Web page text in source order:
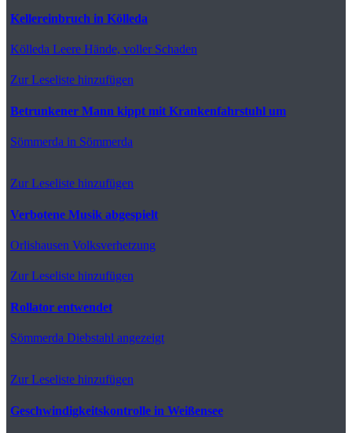
Kellereinbruch in Kölleda
Kölleda Leere Hände, voller Schaden
Zur Leseliste hinzufügen
Betrunkener Mann kippt mit Krankenfahrstuhl um
Sömmerda in Sömmerda
Zur Leseliste hinzufügen
Verbotene Musik abgespielt
Orlishausen Volksverhetzung
Zur Leseliste hinzufügen
Rollator entwendet
Sömmerda Diebstahl angezeigt
Zur Leseliste hinzufügen
Geschwindigkeitskontrolle in Weißensee